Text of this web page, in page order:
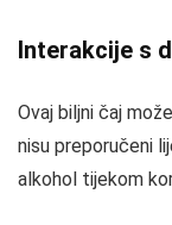
Interakcije s
Ovaj biljni čaj
nisu preporučeni
alkohol tijekom